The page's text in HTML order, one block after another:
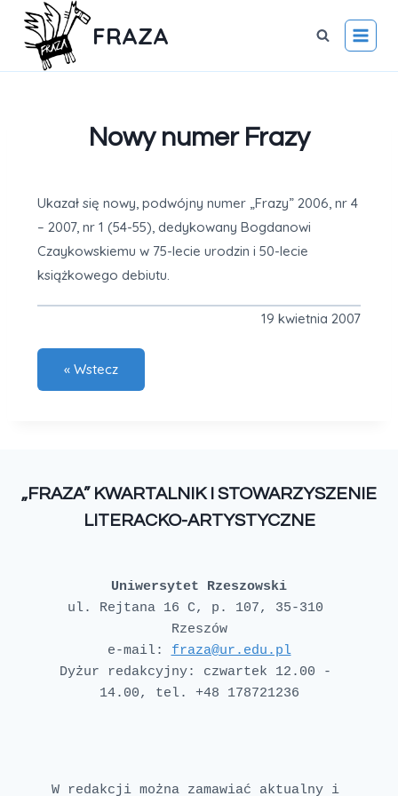
FRAZA
Nowy numer Frazy
Ukazał się nowy, podwójny numer „Frazy” 2006, nr 4
– 2007, nr 1 (54-55), dedykowany Bogdanowi
Czaykowskiemu w 75-lecie urodzin i 50-lecie
książkowego debiutu.
19 kwietnia 2007
„FRAZA” KWARTALNIK I STOWARZYSZENIE
LITERACKO-ARTYSTYCZNE
Uniwersytet Rzeszowski
ul. Rejtana 16 C, p. 107, 35-310
Rzeszów
e-mail: fraza@ur.edu.pl
Dyżur redakcyjny: czwartek 12.00 -
W redakcji można zamawiać aktualny i